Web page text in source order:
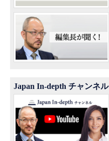
Japan In-depth チャンネル